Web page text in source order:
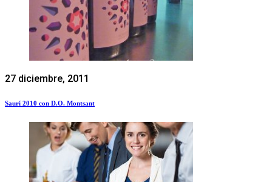
27 diciembre, 2011
Saurí 2010 con D.O. Montsant